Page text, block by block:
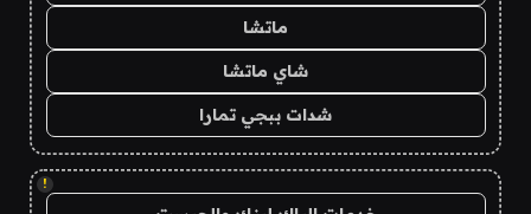
ماتشا
شاي ماتشا
شدات ببجي تمارا
!